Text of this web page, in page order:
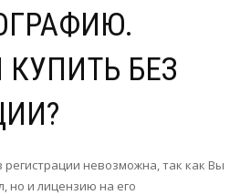
БЕЗ
невозможна, так как Вы
но и лицензию на его